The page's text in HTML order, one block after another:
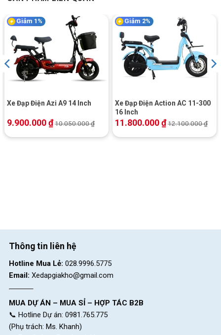
cung đường dài mà xe vẫn êm ái.
Bộ lốp SOBEK 3.50-10 cao cấp trang bị cho bánh trước và
Xe Máy Điện Nijia GoGo Plusđược trang bị bộlốp SOBEK
3.50-10khôngsăm
đường. Di chuyển an toàn khi đi qua những đoạn đường trơn
trượt.
Công suất lớn nhất lên đến 1500W
Giảm 1%
Xe Đạp Điện Azi A9 14 Inch
9.900.000₫10.050.000₫
Giảm 2%
Xe Đạp Điện Action AC 11-300
16 Inch
11.800.000₫12.100.000₫
Thông tin liên hệ
Hotline Mua Lẻ: 028.9996.5775
Email: Xedapgiakho@gmail.com
MUA DỰ ÁN – MUA SỈ – HỢP TÁC B2B
📞 Hotline Dự án: 0981.765.775
(Phụ trách: Ms. Khanh)